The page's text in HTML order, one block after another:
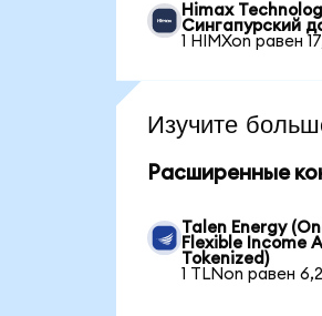
Himax
Сингапурский
1 HIMXon равен
Изучите
Расширенные
Talen Energy
Flexible Income
Tokenized)
1 TLNon равен